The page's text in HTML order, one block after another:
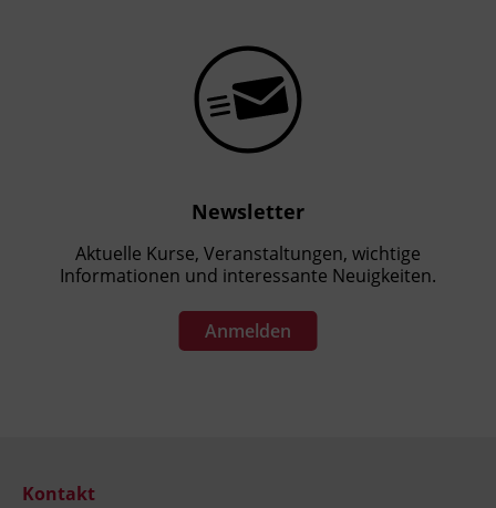
Newsletter
Aktuelle Kurse, Veranstaltungen, wichtige
Informationen und interessante Neuigkeiten.
Anmelden
Kontakt